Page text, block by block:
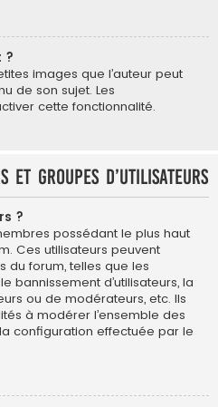
?
images que l’auteur peut
de son sujet. Les
cette fonctionnalité.
et groupes d’utilisateurs
?
possédant le plus haut
Ces utilisateurs peuvent
du forum, telles que les
bannissement d’utilisateurs, la
ou de modérateurs, etc. Ils
à modérer l’ensemble des
configuration effectuée par le